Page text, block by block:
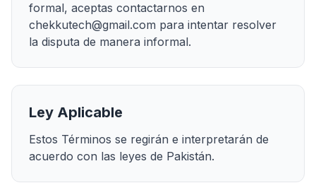
formal, aceptas contactarnos en
chekkutech@gmail.com para intentar resolver
la disputa de manera informal.
Ley Aplicable
Estos Términos se regirán e interpretarán de
acuerdo con las leyes de Pakistán.